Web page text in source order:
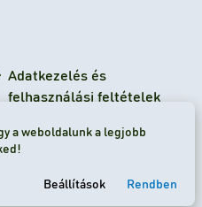
Adatkezelés és
felhasználási feltételek
Adatkezelési tájékoztató
a weboldalunk a legjobb
Beállítások Rendben